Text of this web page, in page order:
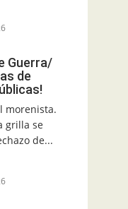
Guerra/
de
morenista.
grilla se
de...